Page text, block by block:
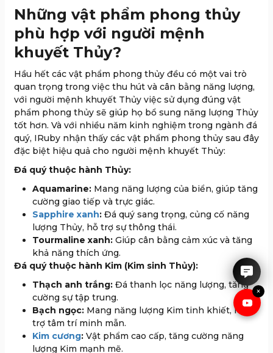
×
Những vật phẩm phong thủy
phù hợp với người mệnh
khuyết Thủy?
Hầu hết các vật phẩm phong thủy đều có một vai trò
quan trọng trong việc thu hút và cân bằng năng lượng,
với người mệnh khuyết Thủy việc sử dụng đúng vật
phẩm phong thủy sẽ giúp họ bổ sung năng lượng Thủy
tốt hơn. Và với nhiều năm kinh nghiệm trong ngành đá
quý, IRuby nhận thấy các vật phẩm phong thủy sau đây
đặc biệt hiệu quả cho người mệnh khuyết Thủy:
Đá quý thuộc hành Thủy:
Aquamarine: Mang năng lượng của biển, giúp tăng
cường giao tiếp và trực giác.
Sapphire xanh: Đá quý sang trọng, củng cố năng
lượng Thủy, hỗ trợ sự thông thái.
Tourmaline xanh: Giúp cân bằng cảm xúc và tăng
khả năng thích ứng.
Đá quý thuộc hành Kim (Kim sinh Thủy):
Thạch anh trắng: Đá thanh lọc năng lượng, tăng
cường sự tập trung.
Bạch ngọc: Mang năng lượng Kim tinh khiết, hỗ
trợ tâm trí minh mẫn.
Kim cương: Vật phẩm cao cấp, tăng cường năng
lượng Kim mạnh mẽ.
IRUBY rất hân hạnh được tư
vấn cho anh chị.